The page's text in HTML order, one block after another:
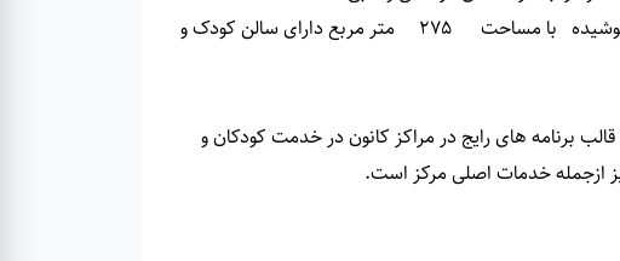
در حال حاضر این مجموعه دارای 11037 جلد کتاب در فضای سرپوشیده با مساحت 275 متر مربع دارای سالن کودک و
و ادبی در قالب برنامه های رایج در مراکز کانون در خدمت کودکان و
ازجمله خدمات اصلی مرکز است.